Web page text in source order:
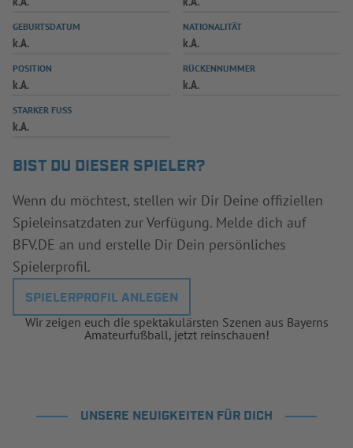
SPIELPLUS
GEBURTSDATUM
k.A.
NATIONALITÄT
k.A.
POSITION
k.A.
RÜCKENNUMMER
k.A.
STARKER FUSS
k.A.
BIST DU DIESER SPIELER?
Wenn du möchtest, stellen wir Dir Deine offiziellen
Spieleinsatzdaten zur Verfügung. Melde dich auf
BFV.DE an und erstelle Dir Dein persönliches
Spielerprofil.
SPIELERPROFIL ANLEGEN
Wir zeigen euch die spektakulärsten Szenen aus Bayerns
Amateurfußball, jetzt reinschauen!
UNSERE NEUIGKEITEN FÜR DICH